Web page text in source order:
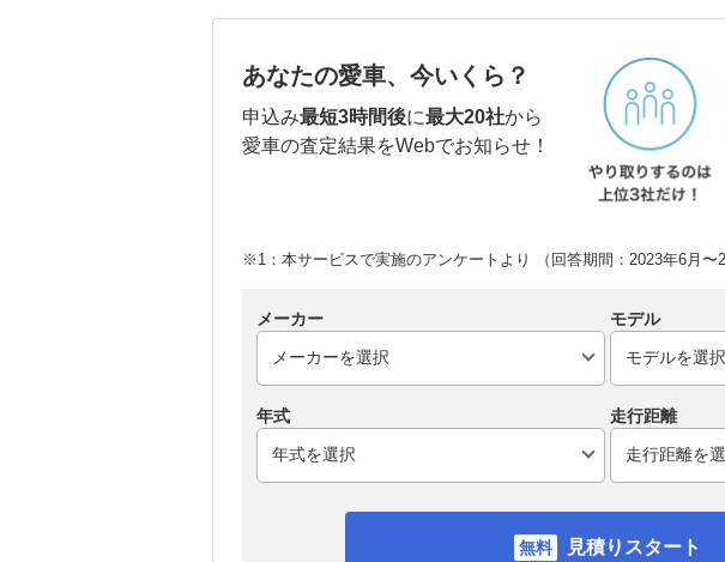
あなたの愛車、今いくら？
申込み最短3時間後に最大20社から
愛車の査定結果をWebでお知らせ！
※1：本サービスで実施のアンケートより （回答期間：2023年6月〜
メーカー モデル
年式 走行距離
見積りスタート